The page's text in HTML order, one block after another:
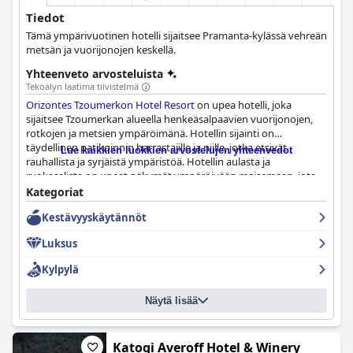
Tiedot
Tämä ympärivuotinen hotelli sijaitsee Pramanta-kylässä vehreän
metsän ja vuorijonojen keskellä.
Yhteenveto arvosteluista
Tekoälyn laatima tiivistelmä
Orizontes Tzoumerkon Hotel Resorton upea hotelli, joka
sijaitsee Tzoumerkan alueella henkeäsalpaavien vuorijonojen,
rotkojen ja metsien ympäröimänä. Hotellin sijainti on
täydellinen patikoinnin harrastajille ja niille, jotka etsivät
rauhallista ja syrjäistä ympäristöä. Hotellin aulasta ja
ruokasalista on upeat näkymät ympäröivään maisemaan, jota
vieraat todella rakastavat. Hotelli on kauniisti suunniteltu ja
sisustettu yksityiskohtiin huomioiden, varmistaen, että jokainen
yksityiskohta täyttää korkeimmat vaatimukset. Aamiainen
erittäin laaja valikoima ruokia, mukaan lukien erityisiä ja
maukkaita vaihtoehtoja. Illallinen on poikkeuksellinen, ja
hotellin ravintolassa on herkullista ruokaa ja moitteetonta
palvelua. Huoneet ovat upeita ja tilavia, huolellisesti siivottuja,
viihtyisiä ja moderneja, ja niissä on kauniit parvekkeet
lumihuippuisille vuorille päin. Henkilökunta on poikkeuksellista,
ja monet vieraat mainitsevat heidän ystävällisyytensä,
avuliaisuutensa ja ammattitaitonsa. Hotelli on fantastinen
Lue kaikkien luokkien arvostelujen yhteenvedot
Kategoriat
Kestävyyskäytännöt
Luksus
Kylpylä
Näytä lisää
Katogi Averoff Hotel & Winery